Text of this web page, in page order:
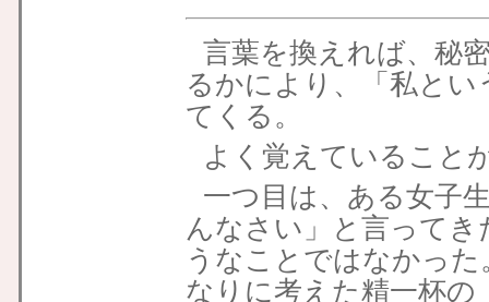
言葉を換えれば、秘
るかにより、「私と
てくる。
よく覚えていること
一つ目は、ある女子
んなさい」と言って
うなことではなかっ
なりに考えた精一杯